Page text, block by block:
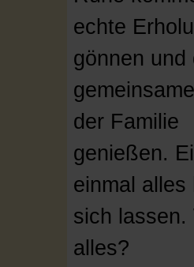
echte
gönnen und
der Familie
genießen.
einmal alles
sich lassen.
alles?